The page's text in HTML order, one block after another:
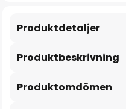
Produktbeskrivning
Produktdetaljer
Produktomdömen